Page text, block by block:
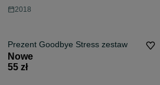
2018
Prezent Goodbye Stress zestaw
Nowe
55 zł